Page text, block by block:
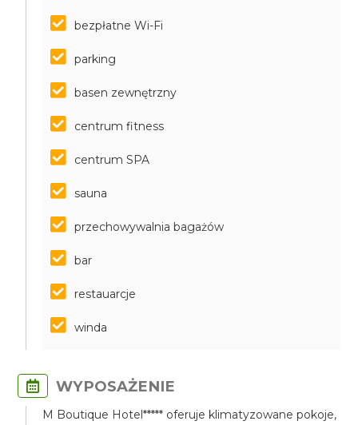
bezpłatne Wi-Fi
parking
basen zewnętrzny
centrum fitness
centrum SPA
sauna
przechowywalnia bagażów
bar
restauarcje
winda
WYPOSAŻENIE
M Boutique Hotel***** oferuje klimatyzowane pokoje,